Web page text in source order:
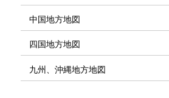
中国地方地図
四国地方地図
九州、沖縄地方地図